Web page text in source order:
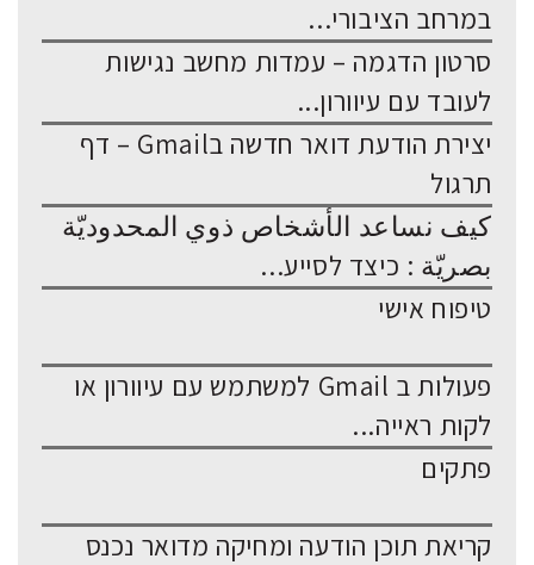
במרחב הציבורי...
סרטון הדגמה – עמדות מחשב נגישות
לעובד עם עיוורון...
יצירת הודעת דואר חדשה בGmail – דף
תרגול
كيف نساعد الأشخاص ذوي المحدوديّة
بصريّة : כיצד לסייע...
טיפוח אישי
פעולות ב Gmail למשתמש עם עיוורון או
לקות ראייה...
פתקים
קריאת תוכן הודעה ומחיקה מדואר נכנס